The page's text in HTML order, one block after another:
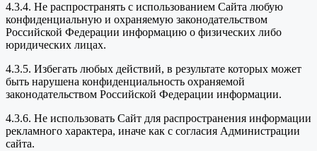
4.3.4. Не распространять с использованием Сайта любую
конфиденциальную и охраняемую законодательством
Российской Федерации информацию о физических либо
юридических лицах.
4.3.5. Избегать любых действий, в результате которых может
быть нарушена конфиденциальность охраняемой
законодательством Российской Федерации информации.
4.3.6. Не использовать Сайт для распространения информации
рекламного характера, иначе как с согласия Администрации
сайта.